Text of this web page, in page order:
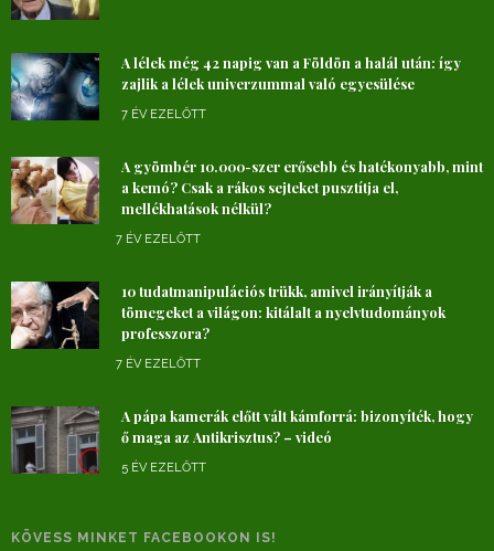
A lélek még 42 napig van a Földön a halál után: így
zajlik a lélek univerzummal való egyesülése
7 ÉV EZELŐTT
A gyömbér 10.000-szer erősebb és hatékonyabb, mint
a kemó? Csak a rákos sejteket pusztítja el,
mellékhatások nélkül?
7 ÉV EZELŐTT
10 tudatmanipulációs trükk, amivel irányítják a
tömegeket a világon: kitálalt a nyelvtudományok
professzora?
7 ÉV EZELŐTT
A pápa kamerák előtt vált kámforrá: bizonyíték, hogy
ő maga az Antikrisztus? – videó
5 ÉV EZELŐTT
KÖVESS MINKET FACEBOOKON IS!